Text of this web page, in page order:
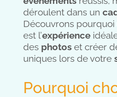
déroulent dans un
Découvrons
est l’expérience
des photos et créer
uniques lors de votre
Pourquoi